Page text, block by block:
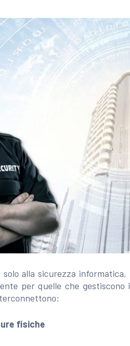
alla sicurezza informatica,
per quelle che
fisiche